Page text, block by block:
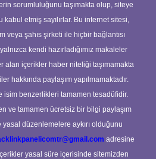
sorumluluğunu taşımakta olup, siteye
etmiş sayılırlar. Bu internet sitesi,
veya şahıs şirketi ile hiçbir bağlantısı
kendi hazırladığımız makaleler
alan içerikler haber niteliği taşımamakta
hakkında paylaşım yapılmamaktadır.
isim benzerlikleri tamamen tesadüfidir.
ve tamamen ücretsiz bir bilgi paylaşım
düzenlemelere aykırı olduğunu
adresine
yasal süre içerisinde sitemizden